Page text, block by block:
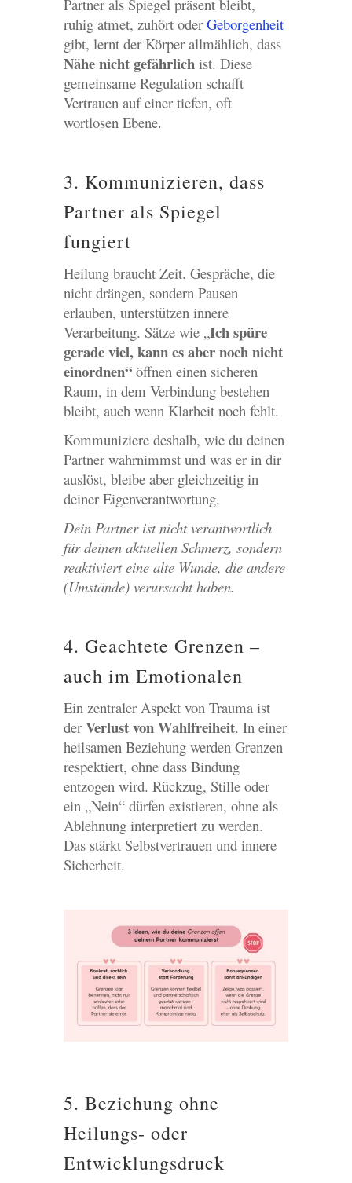
Partner als Spiegel präsent bleibt,
ruhig atmet, zuhört oder Geborgenheit
gibt, lernt der Körper allmählich, dass
Nähe nicht gefährlichist. Diese
gemeinsame Regulation schafft
Vertrauen auf einer tiefen, oft
wortlosen Ebene.
3. Kommunizieren, dass
Partner als Spiegel
fungiert
Heilung braucht Zeit. Gespräche, die
nicht drängen, sondern Pausen
erlauben, unterstützen innere
Verarbeitung. Sätze wie „Ich spüre
gerade viel, kann es aber noch nicht
einordnen“öffnen einen sicheren
Raum, in dem Verbindung bestehen
bleibt, auch wenn Klarheit noch fehlt.
Kommuniziere deshalb, wie du deinen
Partner wahrnimmst und was er in dir
auslöst, bleibe aber gleichzeitig in
deiner Eigenverantwortung.
Dein Partner ist nicht verantwortlich
für deinen aktuellen Schmerz, sondern
reaktiviert eine alte Wunde, die andere
(Umstände) verursacht haben.
4. Geachtete Grenzen –
auch im Emotionalen
Ein zentraler Aspekt von Trauma ist
der Verlust von Wahlfreiheit. In einer
heilsamen Beziehung werden Grenzen
respektiert, ohne dass Bindung
entzogen wird. Rückzug, Stille oder
ein „Nein“ dürfen existieren, ohne als
Ablehnung interpretiert zu werden.
Das stärkt Selbstvertrauen und innere
Sicherheit.
5. Beziehung ohne
Heilungs- oder
Entwicklungsdruck